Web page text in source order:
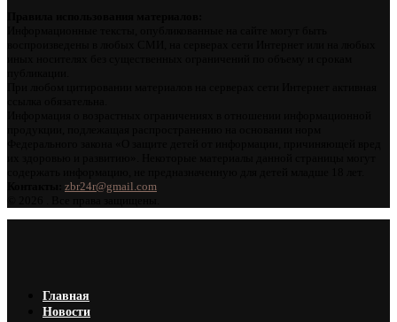
zbr24r@gmail.com
Главная
Новости